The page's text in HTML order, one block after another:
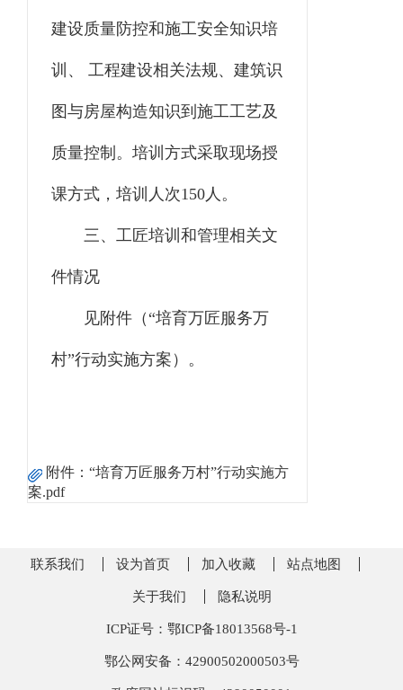
建设质量防控和施工安全知识培
训、 工程建设相关法规、建筑识
图与房屋构造知识到施工工艺及
质量控制。培训方式采取现场授
课方式，培训人次150人。
三、工匠培训和管理相关文
件情况
见附件（“培育万匠服务万
村”行动实施方案）。
附件： “培育万匠服务万村”行动实施方
案.pdf
联系我们 设为首页 加入收藏 站点地图
关于我们 隐私说明
ICP证号：鄂ICP备18013568号-1
鄂公网安备：42900502000503号